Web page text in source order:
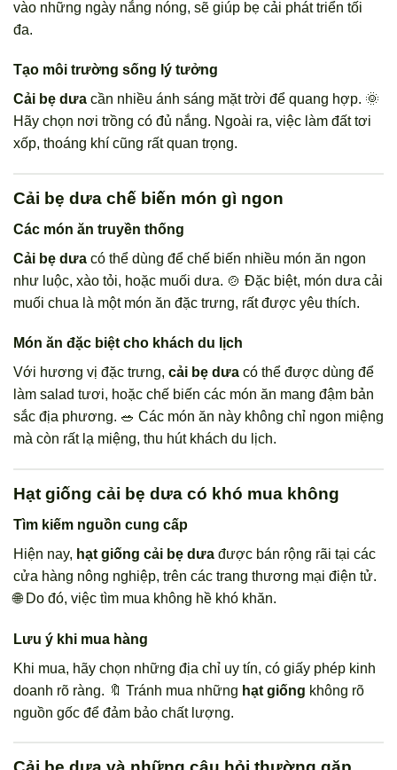
vào những ngày nắng nóng, sẽ giúp bẹ cải phát triển tối
đa.
Tạo môi trường sống lý tưởng
Cải bẹ dưa cần nhiều ánh sáng mặt trời để quang hợp. 🌞
Hãy chọn nơi trồng có đủ nắng. Ngoài ra, việc làm đất tơi
xốp, thoáng khí cũng rất quan trọng.
Cải bẹ dưa chế biến món gì ngon
Các món ăn truyền thống
Cải bẹ dưa có thể dùng để chế biến nhiều món ăn ngon
như luộc, xào tỏi, hoặc muối dưa. 🍲 Đặc biệt, món dưa cải
muối chua là một món ăn đặc trưng, rất được yêu thích.
Món ăn đặc biệt cho khách du lịch
Với hương vị đặc trưng, cải bẹ dưa có thể được dùng để
làm salad tươi, hoặc chế biến các món ăn mang đậm bản
sắc địa phương. 🥗 Các món ăn này không chỉ ngon miệng
mà còn rất lạ miệng, thu hút khách du lịch.
Hạt giống cải bẹ dưa có khó mua không
Tìm kiếm nguồn cung cấp
Hiện nay, hạt giống cải bẹ dưa được bán rộng rãi tại các
cửa hàng nông nghiệp, trên các trang thương mại điện tử.
🌐 Do đó, việc tìm mua không hề khó khăn.
Lưu ý khi mua hàng
Khi mua, hãy chọn những địa chỉ uy tín, có giấy phép kinh
doanh rõ ràng. 🔖 Tránh mua những hạt giống không rõ
nguồn gốc để đảm bảo chất lượng.